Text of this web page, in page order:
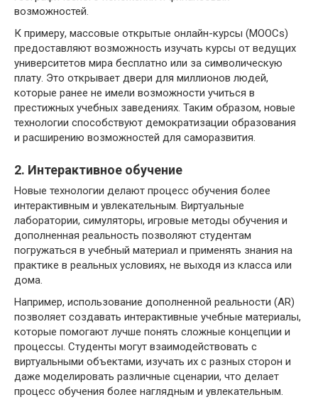
возможностей.
К примеру, массовые открытые онлайн-курсы (MOOCs)
предоставляют возможность изучать курсы от ведущих
университетов мира бесплатно или за символическую
плату. Это открывает двери для миллионов людей,
которые ранее не имели возможности учиться в
престижных учебных заведениях. Таким образом, новые
технологии способствуют демократизации образования
и расширению возможностей для саморазвития.
2. Интерактивное обучение
Новые технологии делают процесс обучения более
интерактивным и увлекательным. Виртуальные
лаборатории, симуляторы, игровые методы обучения и
дополненная реальность позволяют студентам
погружаться в учебный материал и применять знания на
практике в реальных условиях, не выходя из класса или
дома.
Например, использование дополненной реальности (AR)
позволяет создавать интерактивные учебные материалы,
которые помогают лучше понять сложные концепции и
процессы. Студенты могут взаимодействовать с
виртуальными объектами, изучать их с разных сторон и
даже моделировать различные сценарии, что делает
процесс обучения более наглядным и увлекательным.